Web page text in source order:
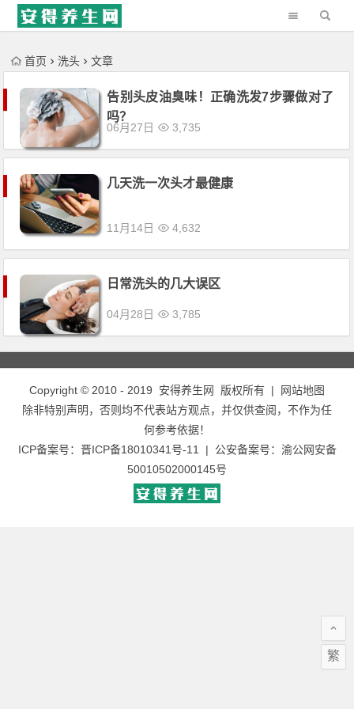
'); })();
首页 洗头 文章
告别头皮油臭味！正确洗发7步骤做对了
吗？
06月27日 3,735
几天洗一次头才最健康
11月14日 4,632
日常洗头的几大误区
04月28日 3,785
Copyright © 2010 - 2019 安得养生网 版权所有 |
网站地图
除非特别声明，否则均不代表站方观点，并仅供查阅，不作为任
何参考依据！
ICP备案号： 晋ICP备18010341号-11 | 公安备案号： 渝公网安备
50010502000145号
繁